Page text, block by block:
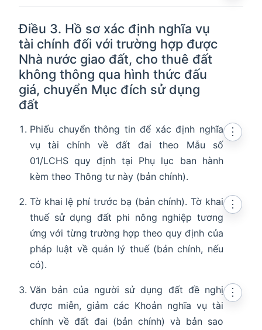
Điều 3. Hồ sơ xác định nghĩa vụ
tài chính đối với trường hợp được
Nhà nước giao đất, cho thuê đất
không thông qua hình thức đấu
giá, chuyển Mục đích sử dụng
đất
Phiếu chuyển thông tin để xác định nghĩa
vụ tài chính về đất đai theo Mẫu số
01/LCHS quy định tại Phụ lục ban hành
kèm theo Thông tư này (bản chính).
⋮
Tờ khai lệ phí trước bạ (bản chính). Tờ khai
thuế sử dụng đất phi nông nghiệp tương
ứng với từng trường hợp theo quy định của
pháp luật về quản lý thuế (bản chính, nếu
có).
⋮
Văn bản của người sử dụng đất đề nghị
được miễn, giảm các Khoản nghĩa vụ tài
chính về đất đai (bản chính) và bản sao
⋮